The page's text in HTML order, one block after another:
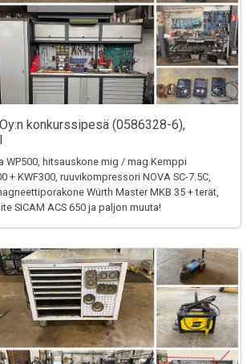
konkurssipesä (0586328-6),
WP500, hitsauskone mig / mag Kemppi
+ KWF300, ruuvikompressori NOVA SC-7.5C,
Würth Master MKB 35 + terät,
SICAM ACS 650 ja paljon muuta!